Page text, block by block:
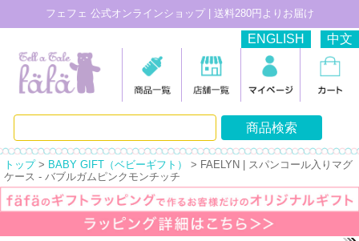
フェフェ 公式オンラインショップ | 送料280円よりお届け
ENGLISH 中文
トップ> BABY GIFT（ベビーギフト）
> FAELYN | スパンコール入りマグ
ケース - バブルガムピンクモンチッチ